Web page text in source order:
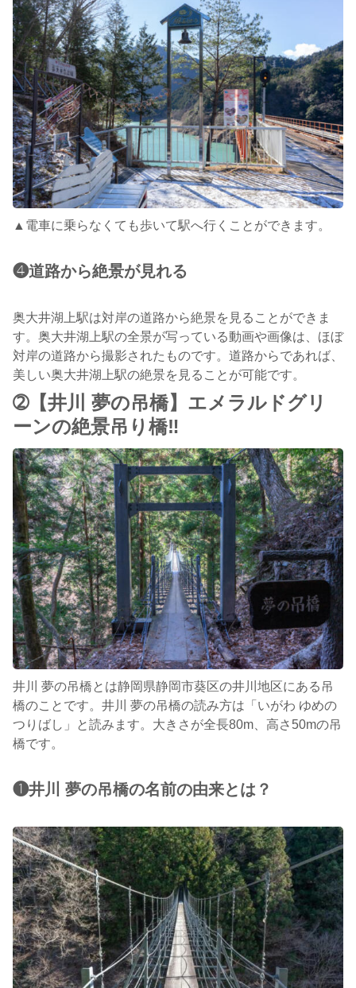
▲電車に乗らなくても歩いて駅へ行くことができます。
❹道路から絶景が見れる
奥大井湖上駅は対岸の道路から絶景を見ることができま
す。奥大井湖上駅の全景が写っている動画や画像は、ほぼ
対岸の道路から撮影されたものです。道路からであれば、
美しい奥大井湖上駅の絶景を見ることが可能です。
➁【井川 夢の吊橋】エメラルドグリ
ーンの絶景吊り橋‼︎
井川 夢の吊橋とは静岡県静岡市葵区の井川地区にある吊
橋のことです。井川 夢の吊橋の読み方は「いがわ ゆめの
つりばし」と読みます。大きさが全長80m、高さ50mの吊
橋です。
❶井川 夢の吊橋の名前の由来とは？